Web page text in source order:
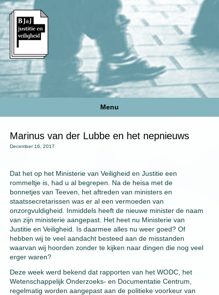
Menu
Marinus van der Lubbe en het nepnieuws
December 16, 2017
Dat het op het Ministerie van Veiligheid en Justitie een
rommeltje is, had u al begrepen. Na de heisa met de
bonnetjes van Teeven, het aftreden van ministers en
staatssecretarissen was er al een vermoeden van
onzorgvuldigheid. Inmiddels heeft de nieuwe minister de naam
van zijn ministerie aangepast. Het heet nu Ministerie van
Justitie en Veiligheid. Is daarmee alles nu weer goed? Of
hebben wij te veel aandacht besteed aan de misstanden
waarvan wij hoorden zonder te kijken naar dingen die nog veel
erger waren?
Deze week werd bekend dat rapporten van het WODC, het
Wetenschappelijk Onderzoeks- en Documentatie Centrum,
regelmatig worden aangepast aan de politieke voorkeur van